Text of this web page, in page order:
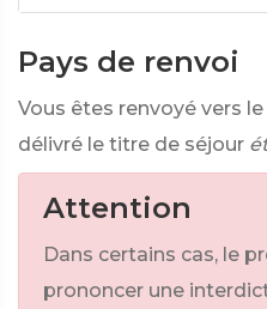
Pays de renvoi
Vous êtes renvoyé vers
délivré le titre de séjour
Attention
Dans certains cas, le
prononcer une